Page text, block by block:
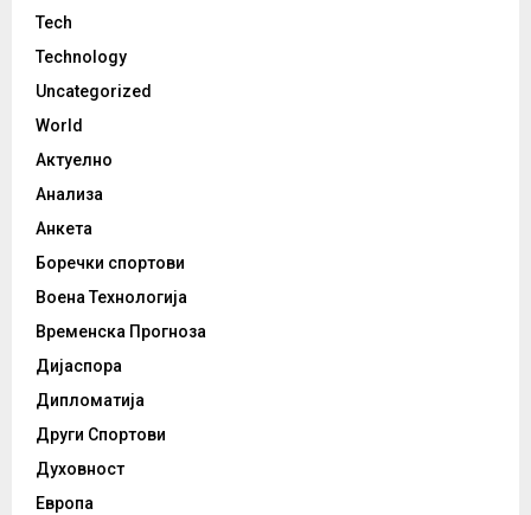
Tech
Technology
Uncategorized
World
Актуелно
Анализа
Анкета
Боречки спортови
Воена Технологија
Временска Прогноза
Дијаспора
Дипломатија
Други Спортови
Духовност
Европа